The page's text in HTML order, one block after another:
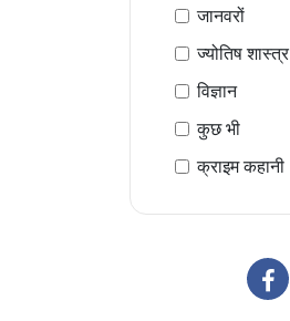
जानवरों
ज्योतिष शास्त्र
विज्ञान
कुछ भी
क्राइम कहानी